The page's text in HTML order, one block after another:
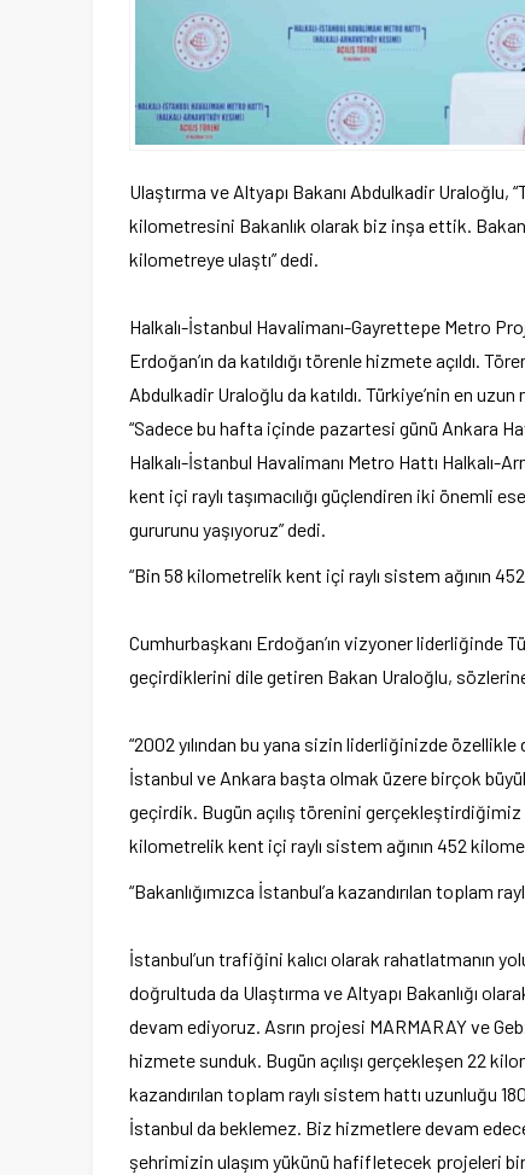
Ulaştırma ve Altyapı Bakanı Abdulkadir Uraloğlu,
kilometresini Bakanlık olarak biz inşa ettik.
kilometreye ulaştı” dedi.
Halkalı-İstanbul Havalimanı-Gayrettepe Metro
Erdoğan’ın da katıldığı törenle hizmete açıldı.
Abdulkadir Uraloğlu da katıldı. Türkiye’nin en
“Sadece bu hafta içinde pazartesi günü Ankara
Halkalı-İstanbul Havalimanı Metro Hattı
kent içi raylı taşımacılığı güçlendiren iki önemli
gururunu yaşıyoruz” dedi.
“Bin 58 kilometrelik kent içi raylı sistem ağının
Cumhurbaşkanı Erdoğan’ın vizyoner liderliğinde
geçirdiklerini dile getiren Bakan Uraloğlu,
“2002 yılından bu yana sizin liderliğinizde
İstanbul ve Ankara başta olmak üzere birçok
geçirdik. Bugün açılış törenini
kilometrelik kent içi raylı sistem ağının 452
“Bakanlığımızca İstanbul’a kazandırılan toplam
İstanbul’un trafiğini kalıcı olarak rahatlatmanın
doğrultuda da Ulaştırma ve Altyapı Bakanlığı
devam ediyoruz. Asrın projesi MARMARAY ve
hizmete sunduk. Bugün açılışı gerçekleşen 22
kazandırılan toplam raylı sistem hattı uzunluğu
İstanbul da beklemez. Biz hizmetlere devam
şehrimizin ulaşım yükünü hafifletecek projeleri